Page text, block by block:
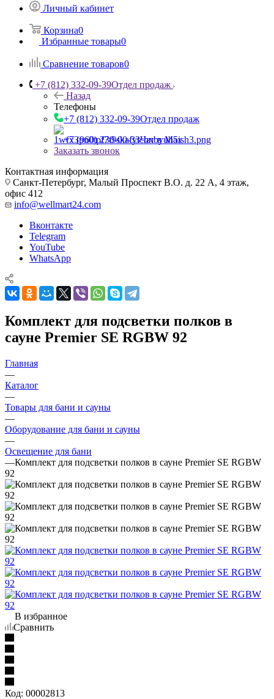
Личный кабинет
Корзина0
Избранные товары0
Сравнение товаров0
+7 (812) 332-09-39Отдел продаж
Назад
Телефоны
+7 (812) 332-09-39Отдел продаж
+7 (960) 230-00-33Чат в Max
Заказать звонок
Контактная информация
Санкт-Петербург, Малый Проспект В.О. д. 22 А, 4 этаж,
офис 412
info@wellmart24.com
Вконтакте
Telegram
YouTube
WhatsApp
Комплект для подсветки полков в
сауне Premier SE RGBW 92
Главная
—
Каталог
—
Товары для бани и сауны
—
Оборудование для бани и сауны
—
Освещение для бани
—Комплект для подсветки полков в сауне Premier SE RGBW
92
В избранное
Сравнить
Код: 00002813